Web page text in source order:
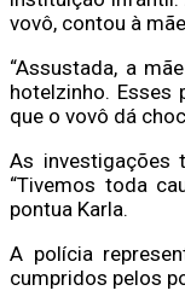
vovô, contou à
“Assustada, a
hotelzinho. Esses
que o vovô dá
As investigações
“Tivemos toda
pontua Karla.
A polícia
cumpridos pelos